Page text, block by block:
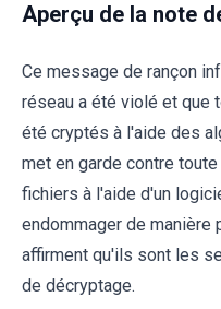
Aperçu de la note
Ce message de rançon
réseau a été violé et que
été cryptés à l'aide des
met en garde contre
fichiers à l'aide d'un
endommager de manière
affirment qu'ils sont les
de décryptage.